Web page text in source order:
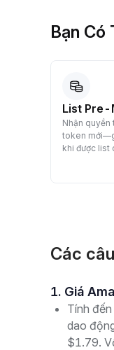
Bạn Có
List Pre-
Nhận
token
khi được list
Các
1. Giá
Tính
dao
$1.79.